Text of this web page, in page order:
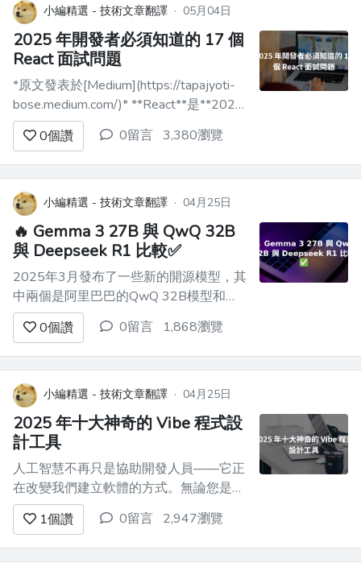
用...
小編精選 - 技術文章翻譯 · 05月04日
2025 年開發者必須知道的 17 個
React 面試問題
*原文發表於[Medium](https://tapajyoti-
bose.medium.com/)* **React**是**2025
年前端開發人員**最需要的技能之一。如
果您正在準備**2025 年**的**React**開
發人員面試，那麼掌握最新的最佳實踐、
模式和概念至關重要。 ...
0個讚 0留言 3,380瀏覽
小編精選 - 技術文章翻譯 · 04月25日
🔥 Gemma 3 27B 與 QwQ 32B
與 Deepseek R1 比較✅
2025年3月發布了一些新的開源模型，其
中兩個是阿里巴巴的QwQ 32B模型和谷
歌的新Gemma 3 27B模型，據說它們擅
長推理。 🤔 讓我們看看這些模型彼此之
間以及與最好的開源推理模型之一
Deepseek R1 模型之間的比較。 ![火
GIF](https://media4.gi...
0個讚 0留言 1,868瀏覽
小編精選 - 技術文章翻譯 · 04月25日
2025 年十大神奇的 Vibe 程式設
計工具
人工智慧不再只是協助開發人員——它正
在改變我們建立軟體的方式。無論您是獨
立的駭客、新創工程師還是企業團隊的一
員，現在都有與您的工作流程相符的 AI
工具。最好的系統不僅僅是自動執行任
務；它們感覺直觀、情境感知並且非常有
1個讚 0留言 2,947瀏覽